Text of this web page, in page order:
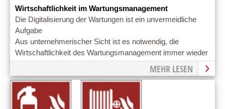
Wirtschaftlichkeit im Wartungsmanagement
Die Digitalisierung der Wartungen ist ein unvermeidliche
Aufgabe
Aus unternehmerischer Sicht ist es notwendig, die
Wirtschaftlichkeit des Wartungsmanagement immer wieder
zu verbessern
MEHR LESEN